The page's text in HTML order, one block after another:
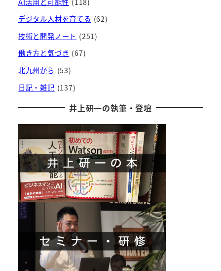
デジタル人材を育てる (62)
技術と開発ノート (251)
働き方と気づき (67)
北九州から (53)
日記・雑記 (137)
井上研一の執筆・登壇